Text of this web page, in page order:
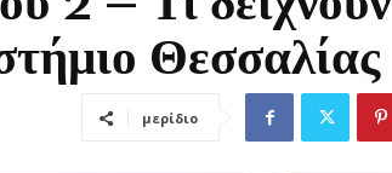
Θεσσαλίας
μερίδιο